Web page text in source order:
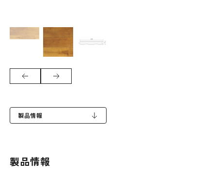
製品情報
製品情報